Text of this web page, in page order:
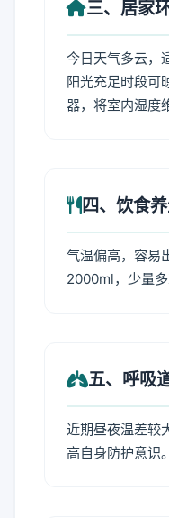
三、居家
今日天气多云，
阳光充足时段可
器，将室内湿度
四、饮食
气温偏高，容易
2000ml，少量
五、呼吸
近期昼夜温差较
高自身防护意识。